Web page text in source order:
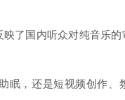
了国内听众对纯音乐
眠，还是短视频创作、